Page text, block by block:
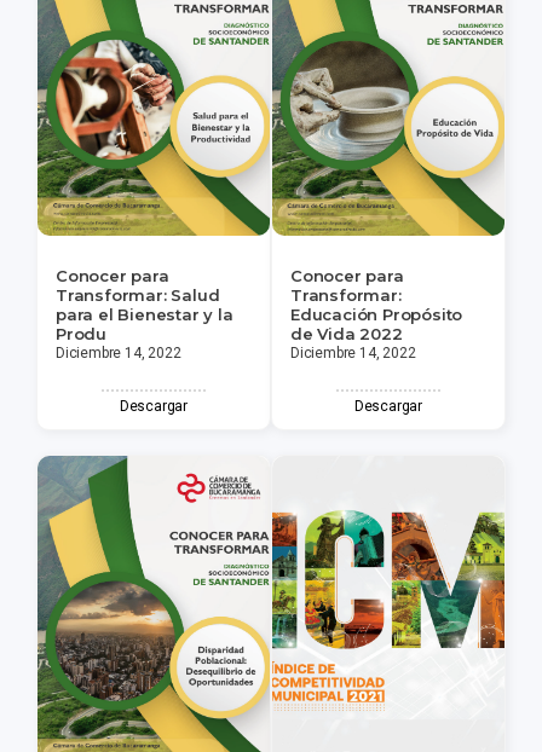
Conocer para
Transformar: Salud
para el Bienestar y la
Produ
Diciembre 14, 2022
Descargar
Conocer para
Transformar:
Educación Propósito
de Vida 2022
Diciembre 14, 2022
Descargar